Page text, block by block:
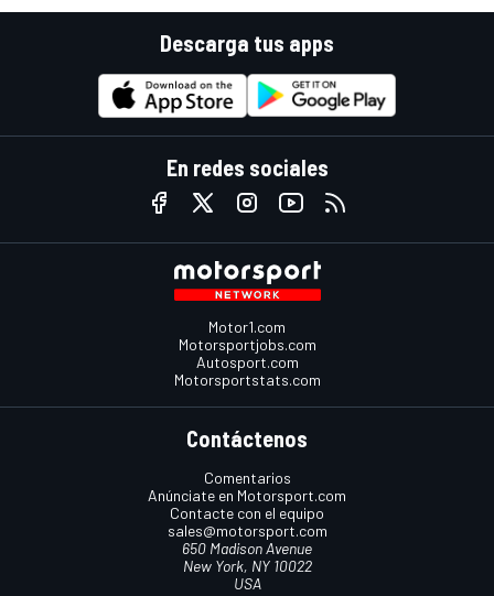
Descarga tus apps
En redes sociales
Motor1.com
Motorsportjobs.com
Autosport.com
Motorsportstats.com
Contáctenos
Comentarios
Anúnciate en Motorsport.com
Contacte con el equipo
sales@motorsport.com
650 Madison Avenue
New York, NY 10022
USA